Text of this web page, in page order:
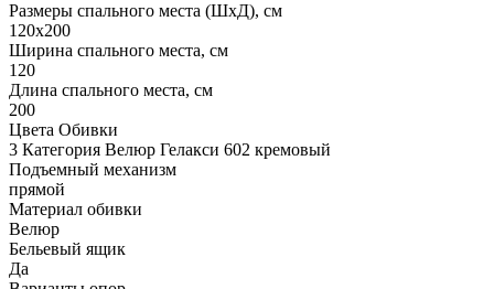
Размеры спального места (ШхД), см
120х200
Ширина спального места, см
120
Длина спального места, см
200
Цвета Обивки
3 Категория Велюр Гелакси 602 кремовый
Подъемный механизм
прямой
Материал обивки
Велюр
Бельевый ящик
Да